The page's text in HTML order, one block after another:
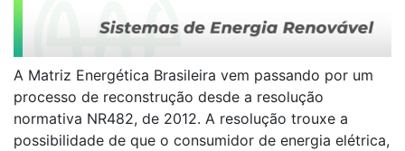
A Matriz Energética Brasileira vem passando por um
processo de reconstrução desde a resolução
normativa NR482, de 2012. A resolução trouxe a
possibilidade de que o consumidor de energia elétrica,